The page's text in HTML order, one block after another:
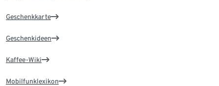
Geschenkkarte
Geschenkideen
Kaffee-Wiki
Mobilfunklexikon